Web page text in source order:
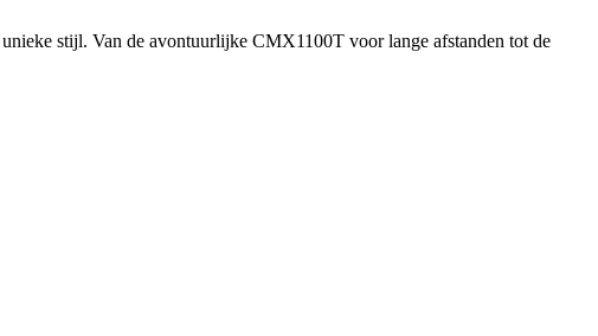
stijl. Van de avontuurlijke CMX1100T voor lange afstanden tot de